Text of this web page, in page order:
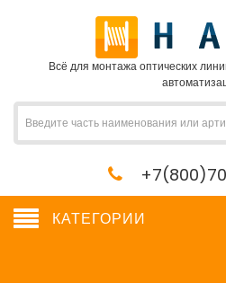
Всё для монтажа оптических
КАТЕГОРИИ